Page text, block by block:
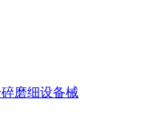
磨细设备械